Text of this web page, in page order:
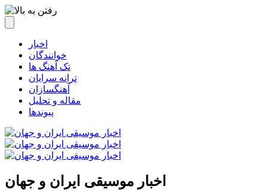
اخبار
خوانندگان
تک آهنگ ها
ترانه سرایان
آهنگسازان
مقاله و تحلیل
پیوندها
اخبار موسیقی ایران و جهان